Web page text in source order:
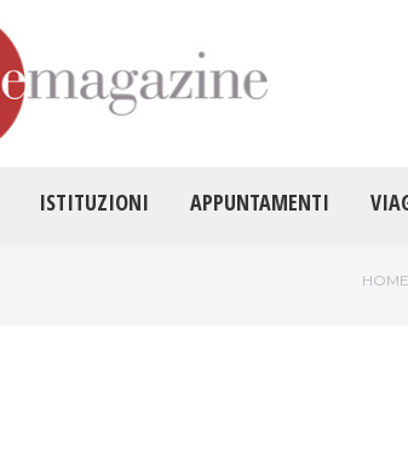
ISTITUZIONI APPUNTAMENTI
Tu
HOME
HOME